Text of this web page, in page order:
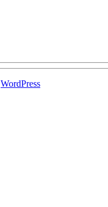
WordPress